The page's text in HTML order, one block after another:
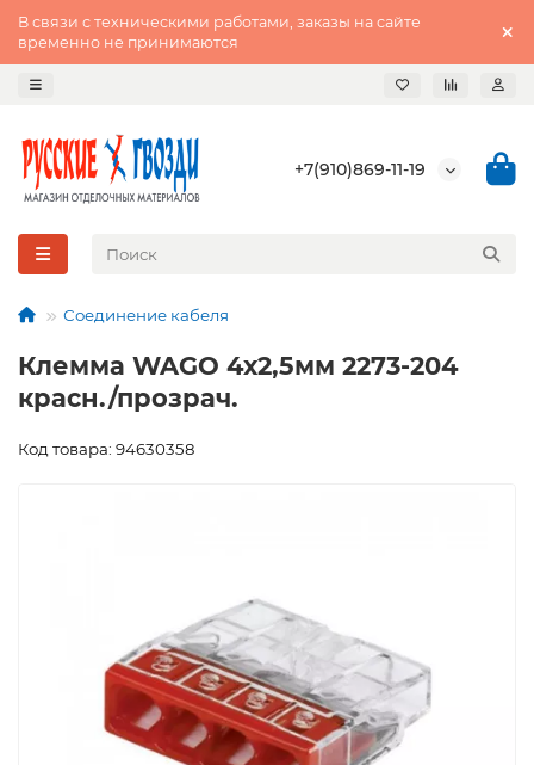
В связи с техническими работами, заказы на сайте
временно не принимаются
+7(910)869-11-19
Соединение кабеля
Клемма WAGO 4х2,5мм 2273-204
красн./прозрач.
Код товара: 94630358